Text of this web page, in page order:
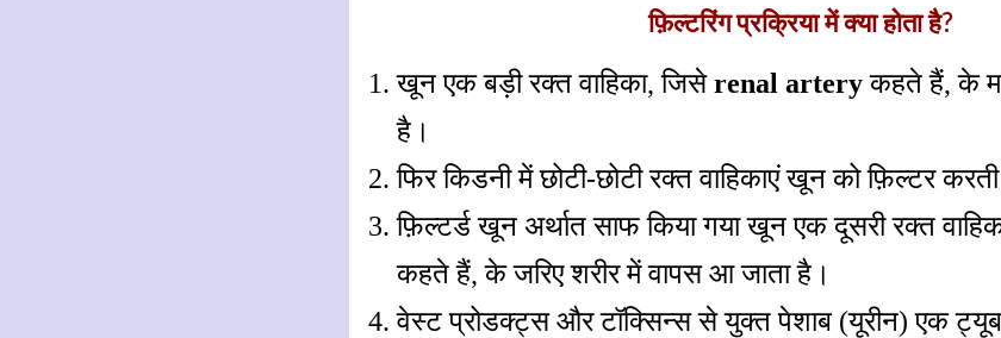
फ़िल्टरिंग प्रक्रिया में क्या होता है?
खून एक बड़ी रक्त वाहिका, जिसेrenal arteryकहते हैं, के
है।
फिर किडनी में छोटी-छोटी रक्त वाहिकाएं खून को फ़िल्टर
फ़िल्टर्ड खून अर्थात साफ किया गया खून एक दूसरी रक्त
कहते हैं, के जरिए शरीर में वापस आ जाता है।
वेस्ट प्रोडक्ट्स और टॉक्सिन्स से युक्त पेशाब (यूरीन) एक ट्यूब